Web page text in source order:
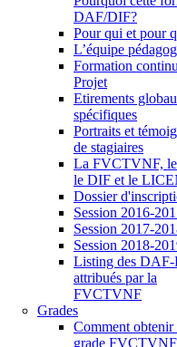
DAF/DIF?
Pour qui et pour
L’équipe
Formation
Projet
Etirements
spécifiques
Portraits et
de stagiaires
La FVCTVNF,
le DIF et le
Dossier
Session 2016-
Session 2017-
Session 2018-
Listing des
attribués par la
FVCTVNF
Grades
Comment obtenir
grade